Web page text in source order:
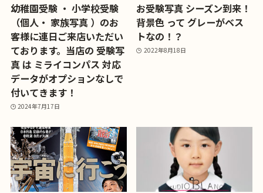
幼稚園受験 ・ 小学校受験
（個人・ 家族写真 ）のお
客様に連日ご来店いただい
ております。当店の 受験写
真 は ミライコンパス 対応
データがオプションなしで
付いてきます！
2024年7月17日
お受験写真 シーズン到来！
背景色 って グレーがベス
トなの！？
2022年8月18日